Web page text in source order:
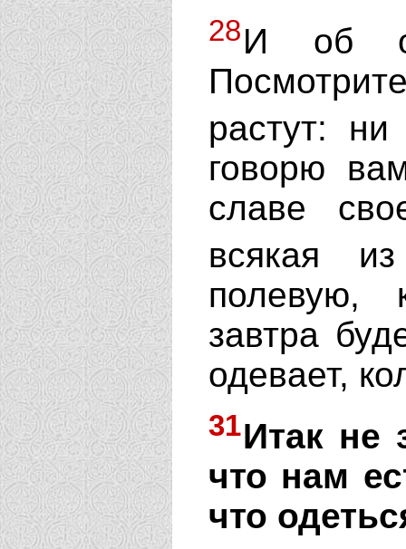
28И об
растут:
говорю
славе
всякая
полевую,
завтра
одевает,
31Итак не
что нам
что